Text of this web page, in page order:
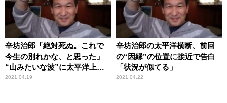
辛坊治郎「絶対死ぬ。これで
今生の別れかな、と思った」
“山みたいな波”に太平洋上で
襲われる
2021.04.19
辛坊治郎の太平洋横断、前回
の“因縁”の位置に接近で告白
「状況が似てる」
2021.04.22